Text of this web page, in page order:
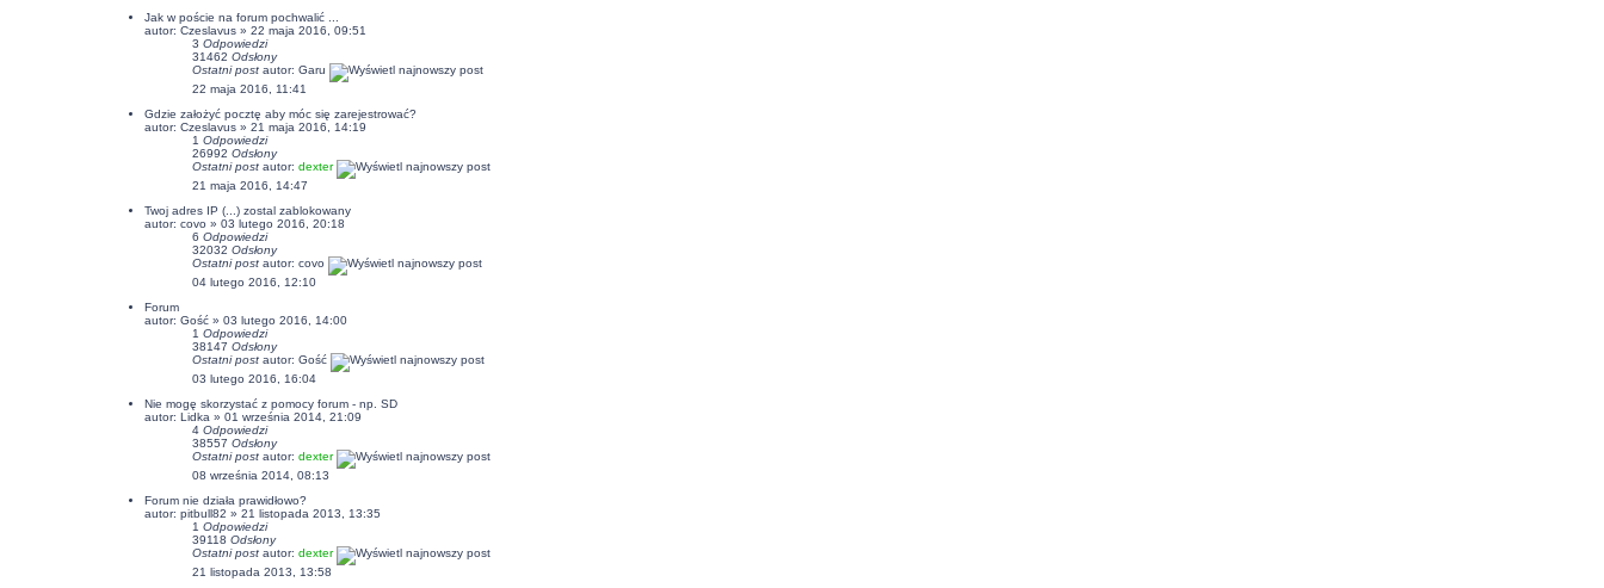
Jak w poście na forum pochwalić ...
autor: Czeslavus » 22 maja 2016, 09:51
3 Odpowiedzi
31462 Odsłony
Ostatni post autor: Garu
22 maja 2016, 11:41
Gdzie założyć pocztę aby móc się zarejestrować?
autor: Czeslavus » 21 maja 2016, 14:19
1 Odpowiedzi
26992 Odsłony
Ostatni post autor: dexter
21 maja 2016, 14:47
Twoj adres IP (...) zostal zablokowany
autor: covo » 03 lutego 2016, 20:18
6 Odpowiedzi
32032 Odsłony
Ostatni post autor: covo
04 lutego 2016, 12:10
Forum
autor: Gość » 03 lutego 2016, 14:00
1 Odpowiedzi
38147 Odsłony
Ostatni post autor: Gość
03 lutego 2016, 16:04
Nie mogę skorzystać z pomocy forum - np. SD
autor: Lidka » 01 września 2014, 21:09
4 Odpowiedzi
38557 Odsłony
Ostatni post autor: dexter
08 września 2014, 08:13
Forum nie działa prawidłowo?
autor: pitbull82 » 21 listopada 2013, 13:35
1 Odpowiedzi
39118 Odsłony
Ostatni post autor: dexter
21 listopada 2013, 13:58